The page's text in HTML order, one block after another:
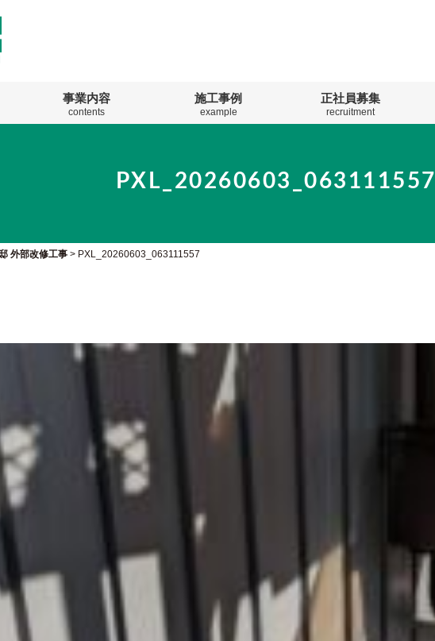
事業内容
contents
施工事例
example
正社員募集
recruitment
PXL_20260603_063111557
外部改修工事> PXL_20260603_063111557